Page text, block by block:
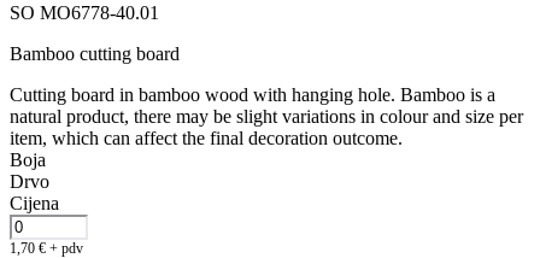
SO MO6778-40.01
Bamboo cutting board
Cutting board in bamboo wood with hanging hole. Bamboo is a
natural product, there may be slight variations in colour and size per
item, which can affect the final decoration outcome.
Boja
Drvo
Cijena
1,70 € + pdv